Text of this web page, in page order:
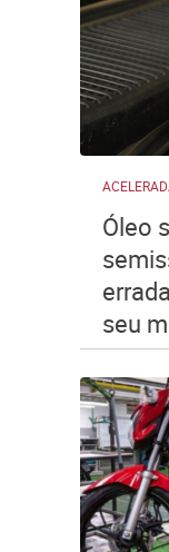
Óleo
seu
usar)